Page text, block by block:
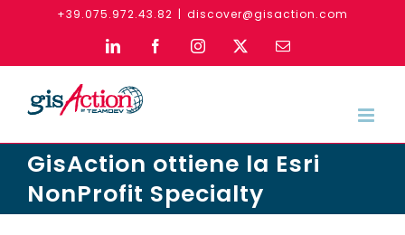
+39.075.972.43.82 | discover@gisaction.com
LinkedInFacebookInstagram Email
GisAction ottiene la Esri
NonProfit Specialty